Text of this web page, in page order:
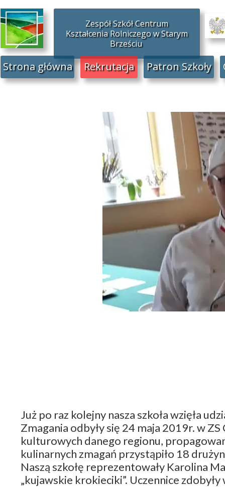
Już po raz kolejny nasza szkoła wzięła
Zmagania odbyły się 24 maja 2019r. w
kulturowych danego regionu,
kulinarnych zmagań przystąpiło 18
Naszą szkołę reprezentowały Karolina
„kujawskie krokieciki”. Uczennice
Rekrutacja
Strona główna Patron Szkoły
Zespół Szkół Centrum
Kształcenia Rolniczego w Starym
Brześciu